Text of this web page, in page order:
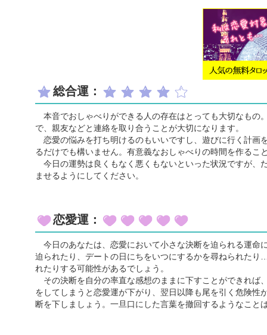
総合運：
本音でおしゃべりができる人の存在はとっても大切なもの
で、親友などと連絡を取り合うことが大切になります。
恋愛の悩みを打ち明けるのもいいですし、遊びに行く計画
るだけでも構いません。有意義なおしゃべりの時間を作るこ
今日の運勢は良くもなく悪くもないといった状況ですが、
ませるようにしてください。
恋愛運：
今日のあなたは、恋愛において小さな決断を迫られる運命
迫られたり、デートの日にちをいつにするかを尋ねられた
れたりする可能性があるでしょう。
その決断を自分の率直な感想のままに下すことができれば
をしてしまうと恋愛運が下がり、翌日以降も尾を引く危険
断を下しましょう。一旦口にした言葉を撤回するようなこ